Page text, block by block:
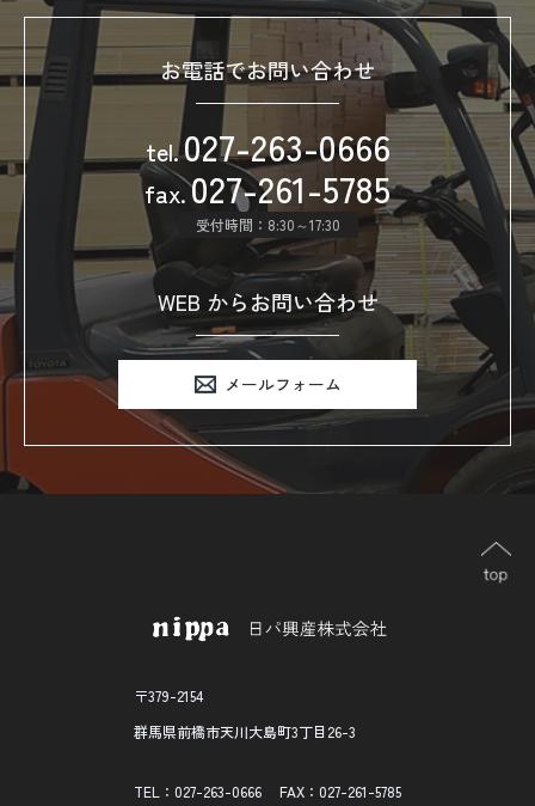
お電話でお問い合わせ
tel.027-263-0666
fax.027-261-5785
受付時間：8:30～17:30
WEB からお問い合わせ
メールフォーム
〒379-2154
群馬県前橋市天川大島町3丁目26-3
TEL：027-263-0666 FAX：027-261-5785